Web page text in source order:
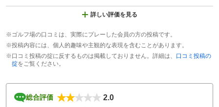
詳しい評価を見る
※ゴルフ場の口コミは、実際にプレーした会員の方の投稿です。
※投稿内容には、個人的趣味や主観的な表現を含むことがあります。
※口コミ投稿の掟に反するものは掲載しておりません。詳細は、 口コミ投稿の
掟をご覧ください。
総合評価
2.0